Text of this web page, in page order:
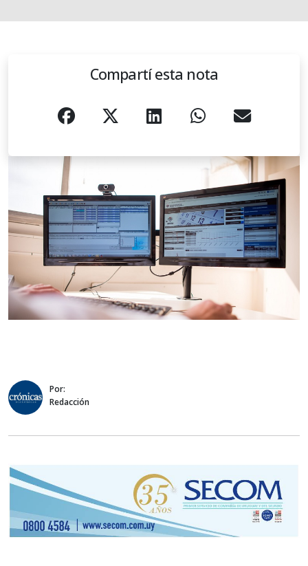
Compartí esta nota
Por:
Redacción